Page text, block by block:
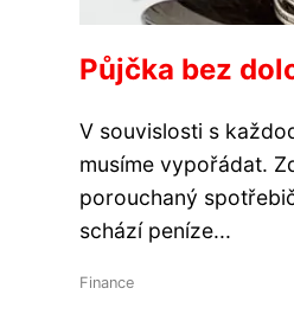
Půjčka bez
V souvislosti s
musíme vypořádat.
porouchaný
schází peníze...
Finance